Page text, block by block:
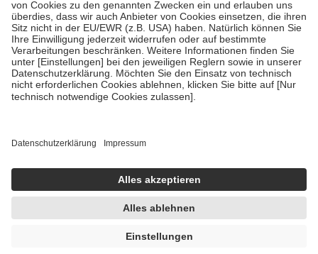
Um das Engagement der Versicherten für ihre eigene Gesundheit zu
stärken und die besondere Stellung der Familie zu unterstützen,
fallenkeine Zuzahlungenan bei:
• Kindern und Jugendlichen bis zum vollendeten 18. Lebensjahr
mit Ausnahme der Fahrkosten
• Untersuchungen zur Vorsorge und Früherkennung, die von der
GKV getragen werden
Einholung von Bewertungen. Trusted Shops hat Maßnahmen
getroffen, um sicherzustellen, dass es sich um echte Bewertungen
handelt. Mehr Informationen findest du hier:
https://help.etrusted.com/hc/de/articles/4419944605341